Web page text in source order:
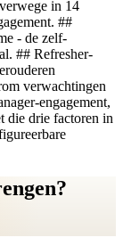
in 14
##
- de zelf-
## Refresher-
verwachtingen
engagement,
die drie factoren in